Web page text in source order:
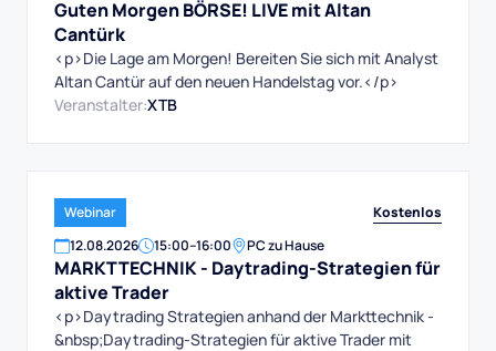
Guten Morgen BÖRSE! LIVE mit Altan
Cantürk
<p>Die Lage am Morgen! Bereiten Sie sich mit Analyst
Altan Cantür auf den neuen Handelstag vor.</p>
Veranstalter:XTB
Webinar
Kostenlos
12.08.2026 15:00–16:00 PC zu Hause
MARKTTECHNIK - Daytrading-Strategien für
aktive Trader
<p>Daytrading Strategien anhand der Markttechnik -
&nbsp;Daytrading-Strategien für aktive Trader mit